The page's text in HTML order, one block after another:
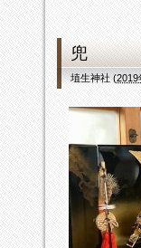
兜
埴生神社(2019